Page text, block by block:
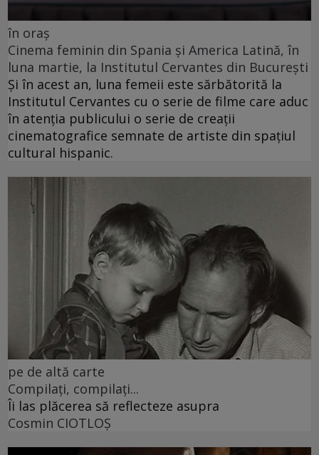
în oraș
Cinema feminin din Spania și America Latină, în
luna martie, la Institutul Cervantes din București
Și în acest an, luna femeii este sărbătorită la
Institutul Cervantes cu o serie de filme care aduc
în atenția publicului o serie de creații
cinematografice semnate de artiste din spațiul
cultural hispanic.
pe de altă carte
Compilați, compilați...
Îi las plăcerea să reflecteze asupra
Cosmin CIOTLOŞ